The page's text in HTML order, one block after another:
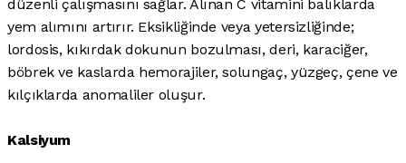
düzenli çalışmasını sağlar. Alınan C vitamini balıklarda
yem alımını artırır. Eksikliğinde veya yetersizliğinde;
lordosis, kıkırdak dokunun bozulması, deri, karaciğer,
böbrek ve kaslarda hemorajiler, solungaç, yüzgeç, çene ve
kılçıklarda anomaliler oluşur.
Kalsiyum